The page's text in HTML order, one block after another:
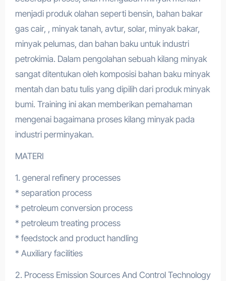
menjadi produk olahan seperti bensin, bahan bakar
gas cair, , minyak tanah, avtur, solar, minyak bakar,
minyak pelumas, dan bahan baku untuk industri
petrokimia. Dalam pengolahan sebuah kilang minyak
sangat ditentukan oleh komposisi bahan baku minyak
mentah dan batu tulis yang dipilih dari produk minyak
bumi. Training ini akan memberikan pemahaman
mengenai bagaimana proses kilang minyak pada
industri perminyakan.
MATERI
1. general refinery processes
* separation process
* petroleum conversion process
* petroleum treating process
* feedstock and product handling
* Auxiliary facilities
2. Process Emission Sources And Control Technology